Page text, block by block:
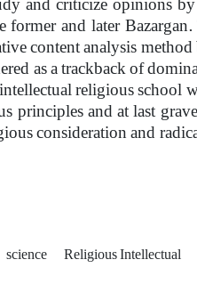
former and later
content analysis
as a trackback of
religious school
principles and at last
consideration and
science Religious Intellectual